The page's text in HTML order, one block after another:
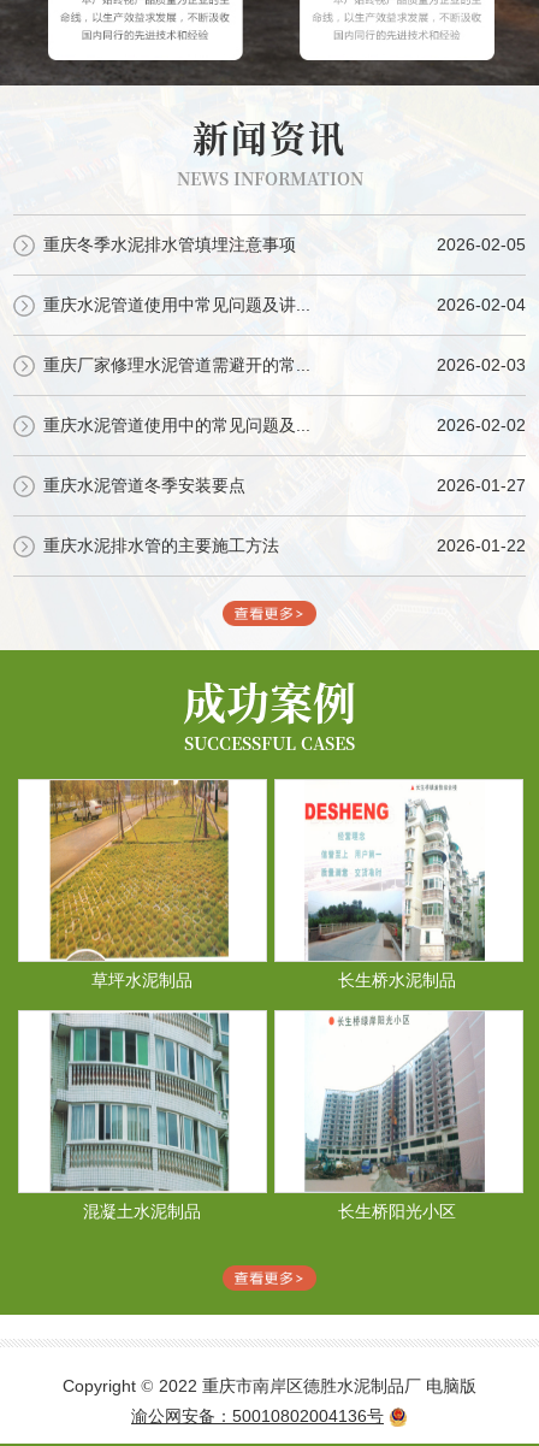
新闻资讯
NEWS INFORMATION
重庆冬季水泥排水管填埋注意事项 2026-02-05
重庆水泥管道使用中常见问题及讲... 2026-02-04
重庆厂家修理水泥管道需避开的常... 2026-02-03
重庆水泥管道使用中的常见问题及... 2026-02-02
重庆水泥管道冬季安装要点 2026-01-27
重庆水泥排水管的主要施工方法 2026-01-22
成功案例
SUCCESSFUL CASES
草坪水泥制品 长生桥水泥制品
混凝土水泥制品 长生桥阳光小区
Copyright © 2022 重庆市南岸区德胜水泥制品厂 电脑版
渝公网安备：50010802004136号